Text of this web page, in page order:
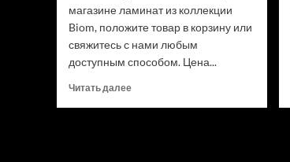
магазине ламинат из коллекции
Biom, положите товар в корзину или
свяжитесь с нами любым
доступным способом. Цена...
Читать далееПрочитать